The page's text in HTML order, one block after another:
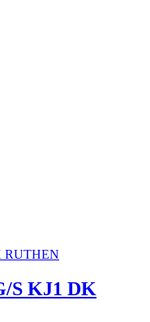
S KJ1 DK